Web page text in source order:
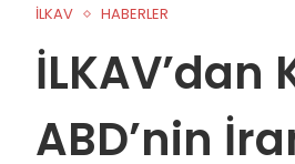
İLKAV
HABERLER
ABD’nin